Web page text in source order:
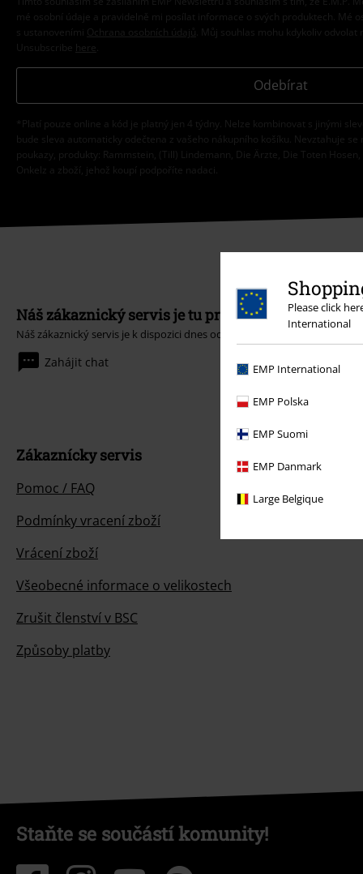
Please click
International
EMP International
EMP Polska
EMP Suomi
EMP Danmark
Large Belgique
mé osobní údaje a pravidelně mi posílat informace o svých produktech. Mé
s ustanoveními
Ochrana osobních údajů . Můj souhlas mohu kdykoliv
Unsubscribe here
Odebírat
*Platí pouze online a kód je platný jen 4 týdny. Nelze kombinovat s jinými
bude sleva automaticky odečtena z vašeho nákupního košíku. Nevztahuje
poukazy, produkty: Rammstein, (Till) Lindemann, Die Ärzte, Die Toten
Onkelz a zboží, jehož koupí podpoříte nadaci.
Náš zákaznický servis je tu pro vás
Náš zákaznický servis je k dispozici dnes od 09:00 hod do 17:00 hod.
Zahájit chat
Zákaznícky servis
Pomoc / FAQ
Podmínky vracení zboží
Vrácení zboží
Všeobecné informace o velikostech
Zrušit členství v BSC
Způsoby platby
Staňte se součástí komunity!